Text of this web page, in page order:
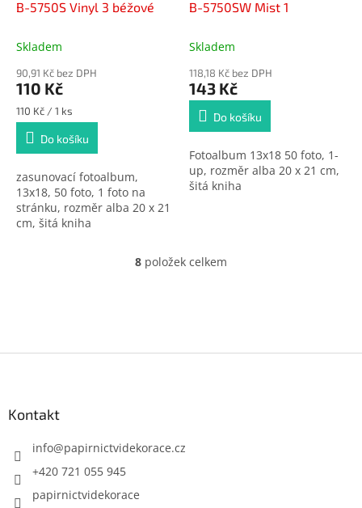
B-5750S Vinyl 3 béžové
Skladem
90,91 Kč bez DPH
110 Kč
Měrná
cena:
110 Kč / 1 ks
Do košíku
zasunovací fotoalbum,
13x18, 50 foto, 1 foto na
stránku, rozměr alba 20 x 21
cm, šitá kniha
B-5750SW Mist 1
Skladem
118,18 Kč bez DPH
143 Kč
Do košíku
Fotoalbum 13x18 50 foto, 1-
up, rozměr alba 20 x 21 cm,
šitá kniha
O
y
8 položek celkem
Kontakt
info@papirnictvidekorace.cz
+420 721 055 945
papirnictvidekorace